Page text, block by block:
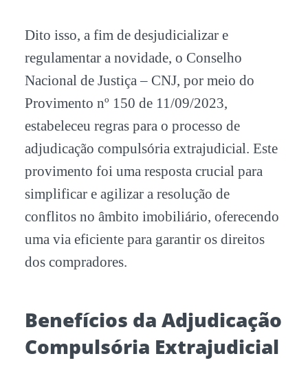
Dito isso, a fim de desjudicializar e
regulamentar a novidade, o Conselho
Nacional de Justiça – CNJ, por meio do
Provimento nº 150 de 11/09/2023,
estabeleceu regras para o processo de
adjudicação compulsória extrajudicial. Este
provimento foi uma resposta crucial para
simplificar e agilizar a resolução de
conflitos no âmbito imobiliário, oferecendo
uma via eficiente para garantir os direitos
dos compradores.
Benefícios da Adjudicação
Compulsória Extrajudicial